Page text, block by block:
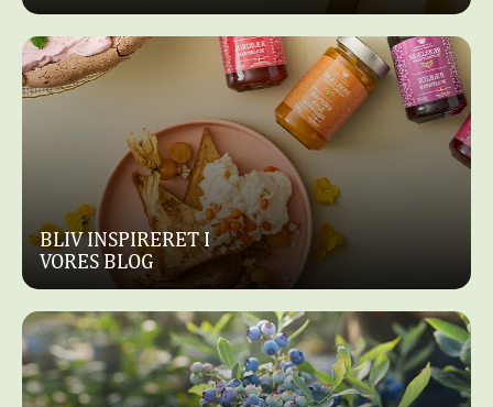
BLIV INSPIRERET I
VORES BLOG